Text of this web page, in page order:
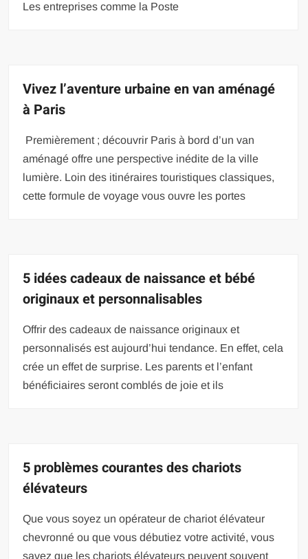
Les entreprises comme la Poste
Vivez l’aventure urbaine en van aménagé
à Paris
Premièrement ; découvrir Paris à bord d’un van
aménagé offre une perspective inédite de la ville
lumière. Loin des itinéraires touristiques classiques,
cette formule de voyage vous ouvre les portes
5 idées cadeaux de naissance et bébé
originaux et personnalisables
Offrir des cadeaux de naissance originaux et
personnalisés est aujourd’hui tendance. En effet, cela
crée un effet de surprise. Les parents et l’enfant
bénéficiaires seront comblés de joie et ils
5 problèmes courantes des chariots
élévateurs
Que vous soyez un opérateur de chariot élévateur
chevronné ou que vous débutiez votre activité, vous
savez que les chariots élévateurs peuvent souvent